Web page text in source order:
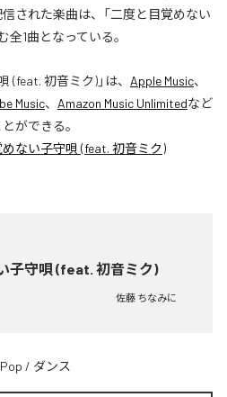
された楽曲は、「二度と目覚めない
全1曲となっている。
(feat. 初音ミク)」は、 Apple Music、
Music、 Amazon Music Unlimitedなど
ができる。
ない子守唄 (feat. 初音ミク)
子守唄 (feat. 初音ミク)
佐藤 ちなみに
/ ダンス